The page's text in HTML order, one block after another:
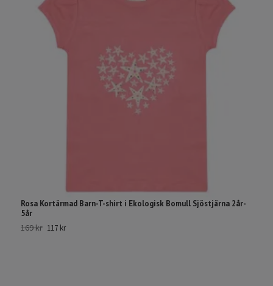
Rosa Kortärmad Barn-T-shirt i Ekologisk Bomull Sjöstjärna 2år-
5år
169 kr 117 kr